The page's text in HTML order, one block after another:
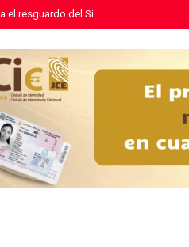
el resguardo del Sistema de